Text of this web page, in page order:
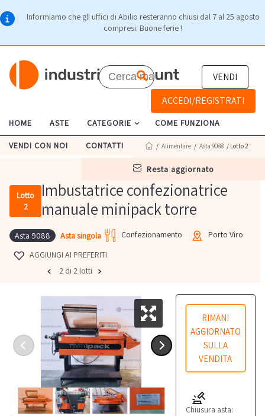
Informiamo che gli uffici di Abilio resteranno chiusi dal 7 al 25 agosto
compresi. Buone ferie !
VENDI
ACCEDI/REGISTRATI
HOME ASTE CATEGORIE COME FUNZIONA
VENDI CON NOI CONTATTI
resta aggiornato
/ Alimentare / Asta 9088 / Lotto 2
Lotto
2
Imbustatrice confezionatrice
manuale minipack torre
Asta 9088 Asta singola Confezionamento
Porto Viro
AGGIUNGI AI PREFERITI
2 di 2 lotti
RIMANI
AGGIORNATO
SULLA
VENDITA
Chiusura asta: